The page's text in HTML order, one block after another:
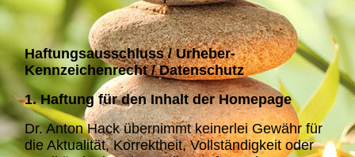
Haftungsausschluss / Urheber-
Kennzeichenrecht / Datenschutz
1. Haftung für den Inhalt der Homepage
Dr. Anton Hack übernimmt keinerlei Gewähr für
die Aktualität, Korrektheit, Vollständigkeit oder